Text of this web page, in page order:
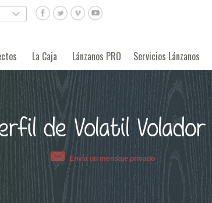
.
La Caja Lánzanos PRO Servicios Lánzanos
de Volatil Volador
Envía un mensaje privado